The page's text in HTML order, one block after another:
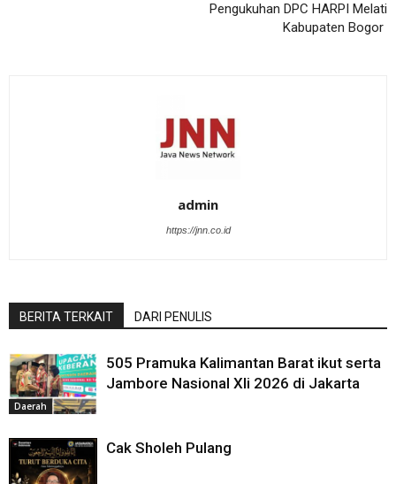
Pengukuhan DPC HARPI Melati
Kabupaten Bogor
admin
https://jnn.co.id
BERITA TERKAIT DARI PENULIS
Daerah
505 Pramuka Kalimantan Barat ikut serta
Jambore Nasional XIi 2026 di Jakarta
Cak Sholeh Pulang